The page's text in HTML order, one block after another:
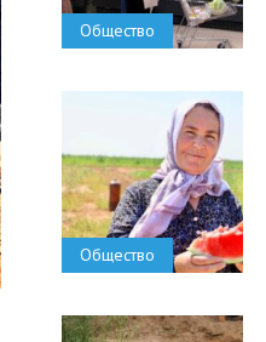
Общество
Общество